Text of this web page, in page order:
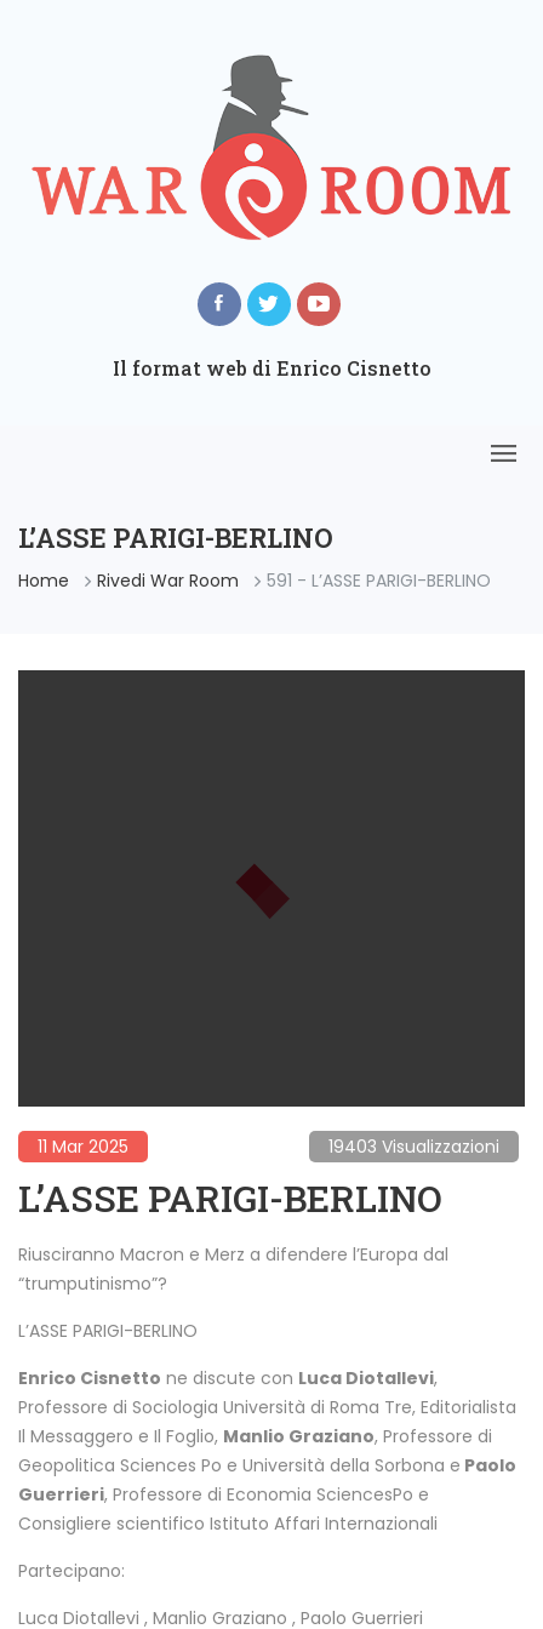
Il format web di Enrico Cisnetto
L’ASSE PARIGI-BERLINO
Home Rivedi War Room 591 - L’ASSE PARIGI-BERLINO
11 Mar 2025 19403 Visualizzazioni
L’ASSE PARIGI-BERLINO
Riusciranno Macron e Merz a difendere l’Europa dal
“trumputinismo”?
L’ASSE PARIGI-BERLINO
Enrico Cisnetto ne discute con Luca Diotallevi,
Professore di Sociologia Università di Roma Tre, Editorialista
Il Messaggero e Il Foglio, Manlio Graziano, Professore di
Geopolitica Sciences Po e Università della Sorbona e Paolo
Guerrieri, Professore di Economia SciencesPo e
Consigliere scientifico Istituto Affari Internazionali
Partecipano:
Luca Diotallevi , Manlio Graziano , Paolo Guerrieri